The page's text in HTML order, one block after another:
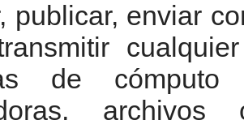
publicar, enviar
de